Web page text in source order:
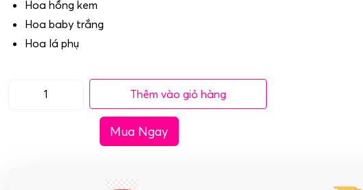
Hoa hồng kem
Hoa baby trắng
Hoa lá phụ
Giỏ
Thêm vào giỏ hàng
Mua Ngay